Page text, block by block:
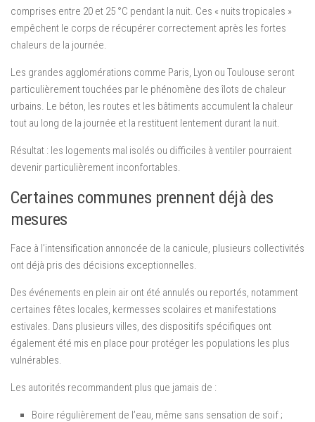
comprises entre 20 et 25 °C pendant la nuit. Ces « nuits tropicales »
empêchent le corps de récupérer correctement après les fortes
chaleurs de la journée.
Les grandes agglomérations comme Paris, Lyon ou Toulouse seront
particulièrement touchées par le phénomène des îlots de chaleur
urbains. Le béton, les routes et les bâtiments accumulent la chaleur
tout au long de la journée et la restituent lentement durant la nuit.
Résultat : les logements mal isolés ou difficiles à ventiler pourraient
devenir particulièrement inconfortables.
Certaines communes prennent déjà des
mesures
Face à l’intensification annoncée de la canicule, plusieurs collectivités
ont déjà pris des décisions exceptionnelles.
Des événements en plein air ont été annulés ou reportés, notamment
certaines fêtes locales, kermesses scolaires et manifestations
estivales. Dans plusieurs villes, des dispositifs spécifiques ont
également été mis en place pour protéger les populations les plus
vulnérables.
Les autorités recommandent plus que jamais de :
Boire régulièrement de l’eau, même sans sensation de soif ;